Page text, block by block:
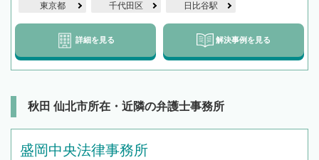
東京都 千代田区 日比谷駅
詳細を見る 解決事例を見る
秋田 仙北市所在・近隣の弁護士事務所
盛岡中央法律事務所